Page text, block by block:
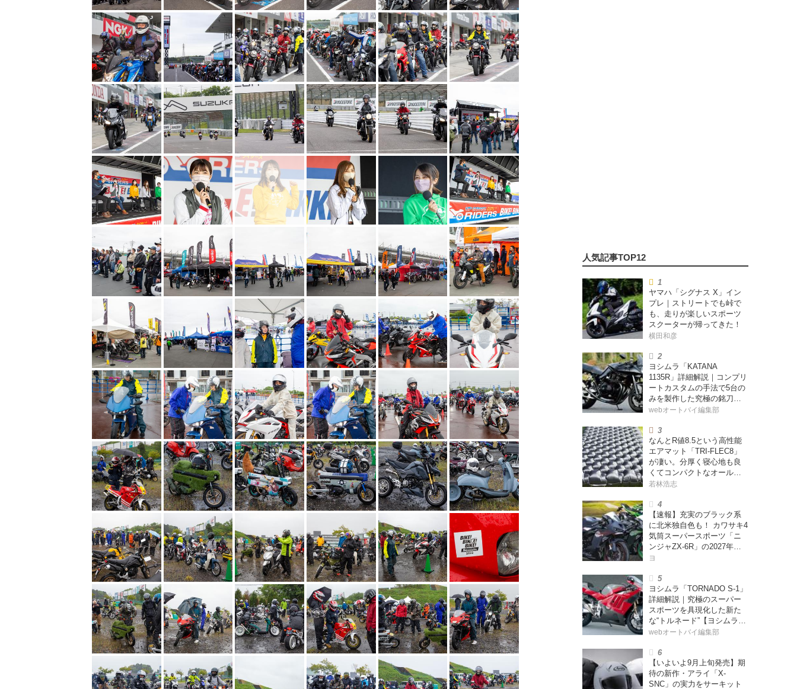
ヤマハ「シグナス X」イン
プレ｜ストリートでも峠で
も、走りが楽しいスポーツ
スクーターが帰ってきた！
横田和彦
ヨシムラ「KATANA
1135R」詳細解説｜コンプリ
ートカスタムの手法で5台の
みを製作した究極の銘刀
【ヨシムラ伝】
webオートバイ編集部
なんとR値8.5という高性能
エアマット「TRI-FLEC8」
が凄い。分厚く寝心地も良
くてコンパクトなオールシ
ーズン対応マットを試して
ー・カブカブ・ダイアリー
ズ Vol.385〉
若林浩志
【速報】充実のブラック系
に北米独自色も！ カワサキ4
気筒スーパースポーツ「ニ
ンジャZX-6R」の2027年モ
デルを発表、2気筒ニンジャ
ヨ
ヨシムラ「TORNADO S-1」
詳細解説｜究極のスーパー
スポーツを具現化した新た
な“トルネード”【ヨシムラ
伝】
webオートバイ編集部
【いよいよ9月上旬発売】期
待の新作・アライ「X-
SNC」の実力をサーキット